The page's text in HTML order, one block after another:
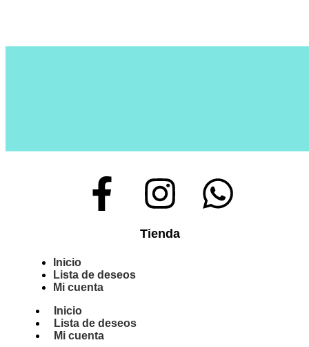
Tienda
Inicio
Lista de deseos
Mi cuenta
Inicio
Lista de deseos
Mi cuenta